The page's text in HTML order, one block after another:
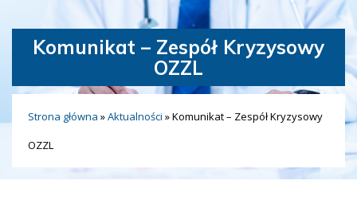
Komunikat – Zespół Kryzysowy
OZZL
Strona główna »Aktualności »Komunikat – Zespół Kryzysowy
OZZL